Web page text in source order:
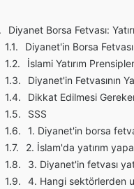
Diyanet Borsa Fetvası:
Diyanet'in Borsa
İslami Yatırım
Diyanet'in Fetvasının
Dikkat Edilmesi
SSS
1. Diyanet'in borsa
2. İslam'da yatırım
3. Diyanet'in fetvası
4. Hangi sektörlerden